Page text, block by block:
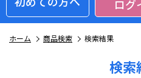
ログ
ホーム 商品検索 検索結果
検索